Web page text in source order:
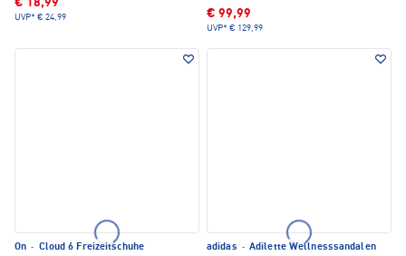
€ 18,99
UVP* € 24,99 € 99,99
UVP* € 129,99
On · Cloud 6 Freizeitschuhe
adidas · Adilette Wellnesssandalen